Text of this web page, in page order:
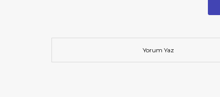
Yorum Yaz